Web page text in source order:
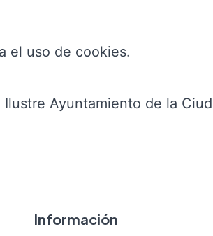
el uso de cookies.
Ayuntamiento de la
Información